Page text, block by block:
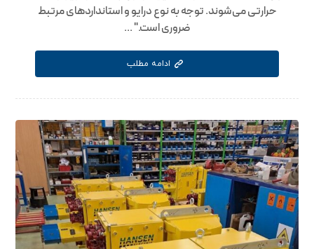
حرارتی می‌شوند. توجه به نوع درایو و استانداردهای مرتبط
ضروری است." ...
ادامه مطلب